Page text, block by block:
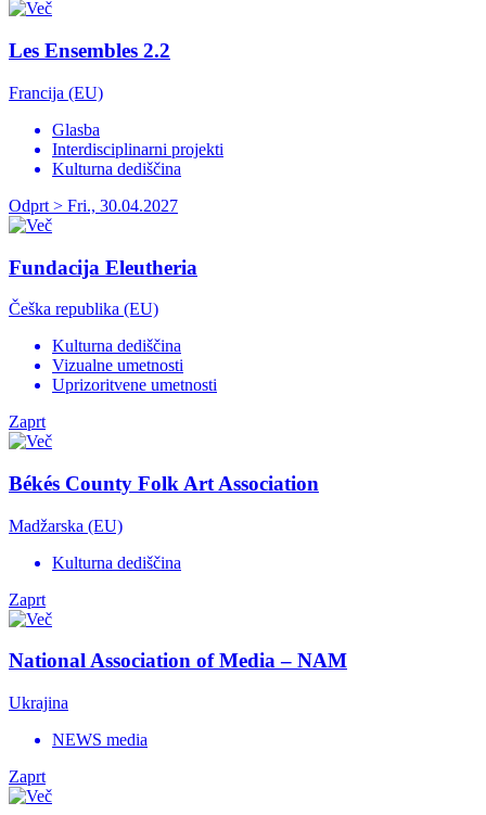
Les Ensembles 2.2
Francija (EU)
Glasba
Interdisciplinarni projekti
Kulturna dediščina
Odprt > Fri., 30.04.2027
Fundacija Eleutheria
Češka republika (EU)
Kulturna dediščina
Vizualne umetnosti
Uprizoritvene umetnosti
Zaprt
Békés County Folk Art Association
Madžarska (EU)
Kulturna dediščina
Zaprt
National Association of Media – NAM
Ukrajina
NEWS media
Zaprt